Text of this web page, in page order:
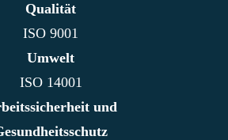
Qualität
ISO 9001
Umwelt
ISO 14001
und